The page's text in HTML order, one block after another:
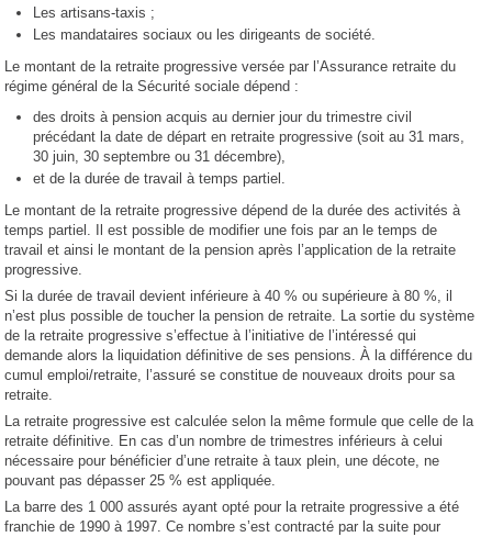
Les artisans-taxis ;
Les mandataires sociaux ou les dirigeants de société.
Le montant de la retraite progressive versée par l’Assurance retraite du
régime général de la Sécurité sociale dépend :
des droits à pension acquis au dernier jour du trimestre civil
précédant la date de départ en retraite progressive (soit au 31 mars,
30 juin, 30 septembre ou 31 décembre),
et de la durée de travail à temps partiel.
Le montant de la retraite progressive dépend de la durée des activités à
temps partiel. Il est possible de modifier une fois par an le temps de
travail et ainsi le montant de la pension après l’application de la retraite
progressive.
Si la durée de travail devient inférieure à 40 % ou supérieure à 80 %, il
n’est plus possible de toucher la pension de retraite. La sortie du système
de la retraite progressive s’effectue à l’initiative de l’intéressé qui
demande alors la liquidation définitive de ses pensions. À la différence du
cumul emploi/retraite, l’assuré se constitue de nouveaux droits pour sa
retraite.
La retraite progressive est calculée selon la même formule que celle de la
retraite définitive. En cas d’un nombre de trimestres inférieurs à celui
nécessaire pour bénéficier d’une retraite à taux plein, une décote, ne
pouvant pas dépasser 25 % est appliquée.
La barre des 1 000 assurés ayant opté pour la retraite progressive a été
franchie de 1990 à 1997. Ce nombre s’est contracté par la suite pour